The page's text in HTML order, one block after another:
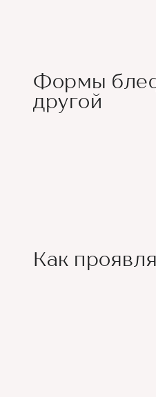
Формы
другой
Как